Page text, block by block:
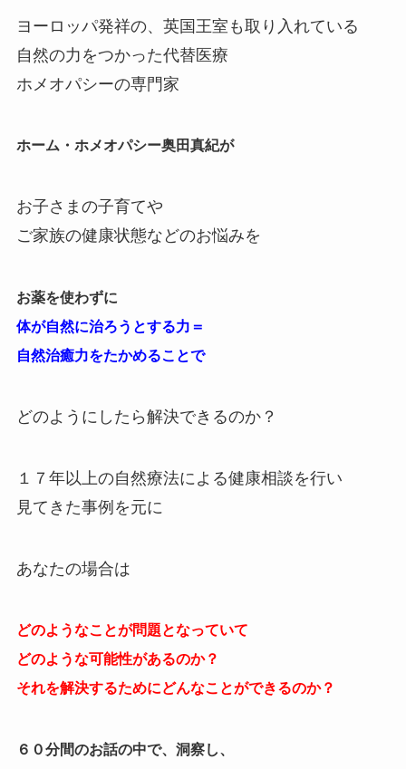
ヨーロッパ発祥の、英国王室も取り入れている
自然の力をつかった代替医療
ホメオパシーの専門家
ホーム・ホメオパシー奥田真紀が
お子さまの子育てや
ご家族の健康状態などのお悩みを
お薬を使わずに
体が自然に治ろうとする力＝
自然治癒力をたかめることで
どのようにしたら解決できるのか？
１７年以上の自然療法による健康相談を行い
見てきた事例を元に
あなたの場合は
どのようなことが問題となっていて
どのような可能性があるのか？
それを解決するためにどんなことができるのか？
６０分間のお話の中で、洞察し、